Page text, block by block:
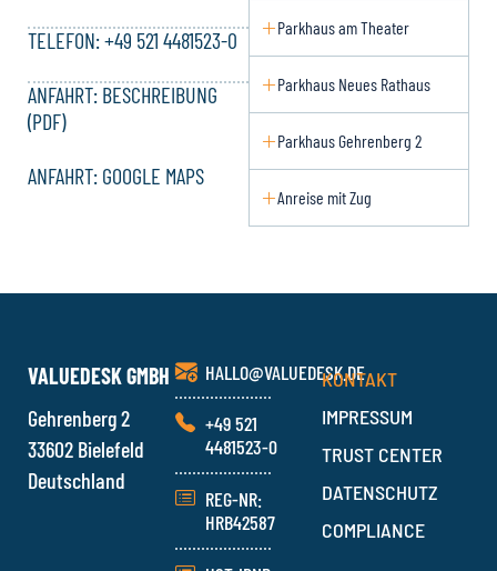
TELEFON: +49 521 4481523-0
ANFAHRT: BESCHREIBUNG
(PDF)
ANFAHRT: GOOGLE MAPS
Parkhaus am Theater
Parkhaus Neues Rathaus
Parkhaus Gehrenberg 2
Anreise mit Zug
VALUEDESK GMBH
Gehrenberg 2
33602 Bielefeld
Deutschland
HALLO@VALUEDESK.DE
+49 521
4481523-0
REG-NR:
HRB42587
KONTAKT
IMPRESSUM
TRUST CENTER
DATENSCHUTZ
COMPLIANCE